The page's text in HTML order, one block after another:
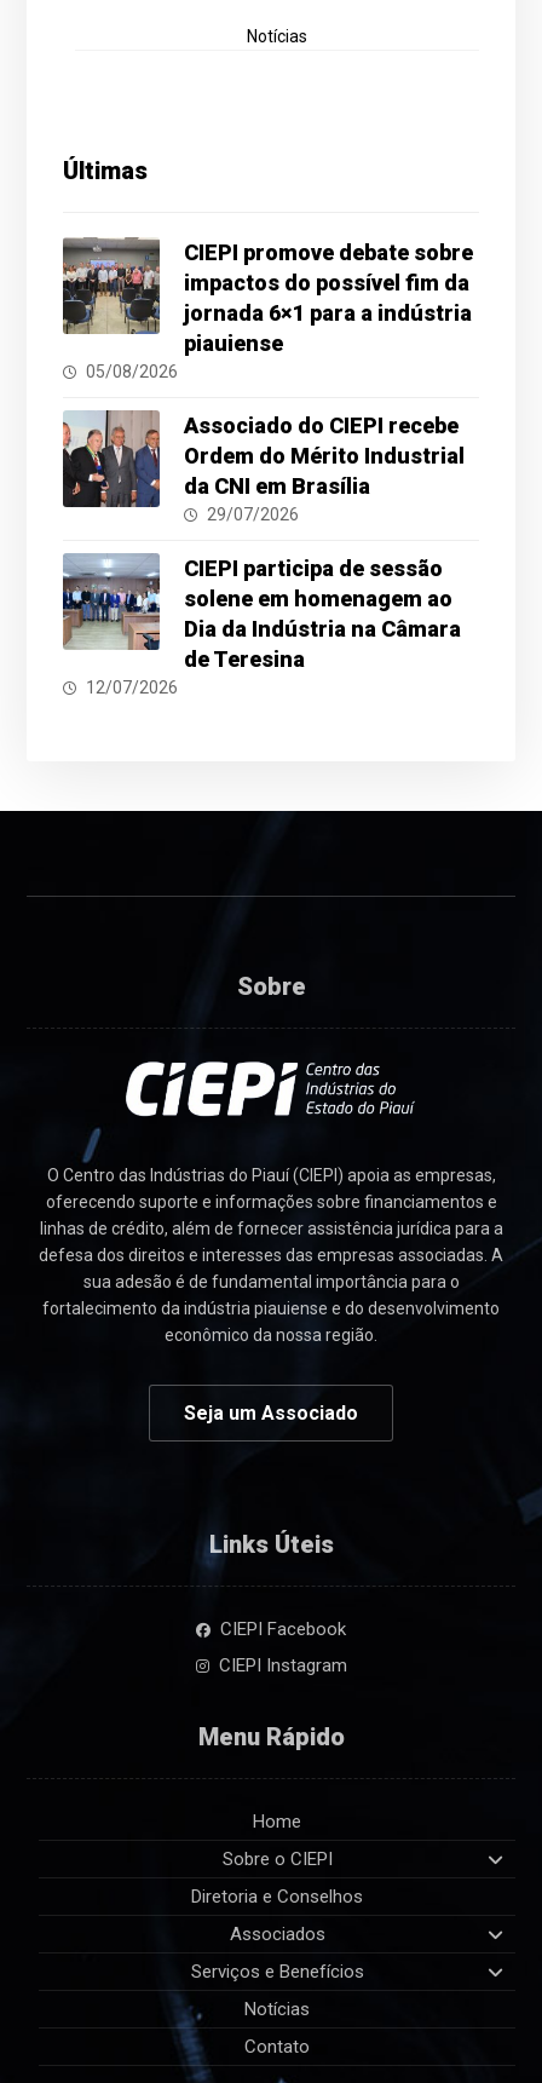
Notícias
Últimas
CIEPI promove debate sobre
impactos do possível fim da
jornada 6×1 para a indústria
piauiense
05/08/2026
Associado do CIEPI recebe
Ordem do Mérito Industrial
da CNI em Brasília
29/07/2026
CIEPI participa de sessão
solene em homenagem ao
Dia da Indústria na Câmara
de Teresina
12/07/2026
Sobre
O Centro das Indústrias do Piauí (CIEPI) apoia as empresas,
oferecendo suporte e informações sobre financiamentos e
linhas de crédito, além de fornecer assistência jurídica para a
defesa dos direitos e interesses das empresas associadas. A
sua adesão é de fundamental importância para o
fortalecimento da indústria piauiense e do desenvolvimento
econômico da nossa região.
Seja um Associado
Links Úteis
CIEPI Facebook
CIEPI Instagram
Menu Rápido
Home
Sobre o CIEPI
Diretoria e Conselhos
Associados
Serviços e Benefícios
Notícias
Contato